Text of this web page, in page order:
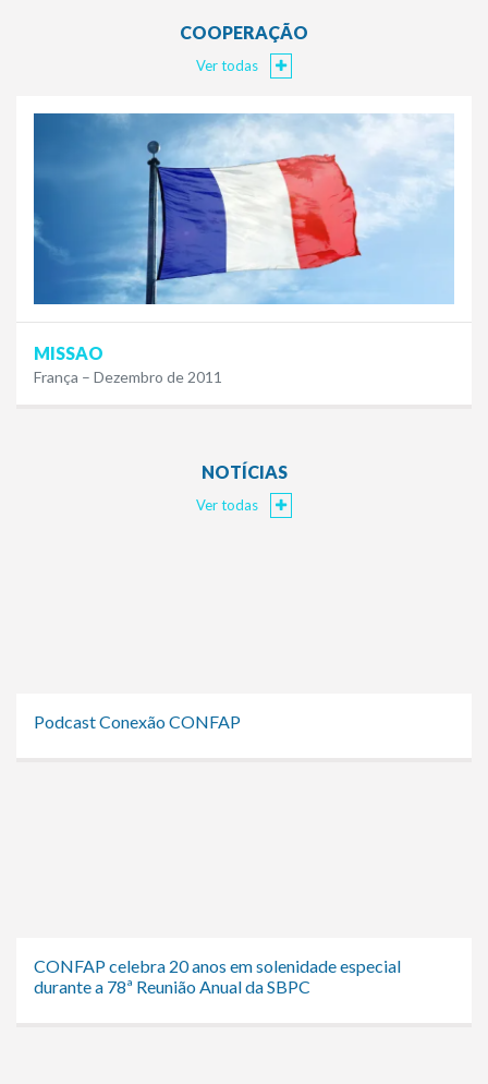
COOPERAÇÃO
Ver todas
MISSAO
França – Dezembro de 2011
NOTÍCIAS
Ver todas
Podcast Conexão CONFAP
CONFAP celebra 20 anos em solenidade especial
durante a 78ª Reunião Anual da SBPC